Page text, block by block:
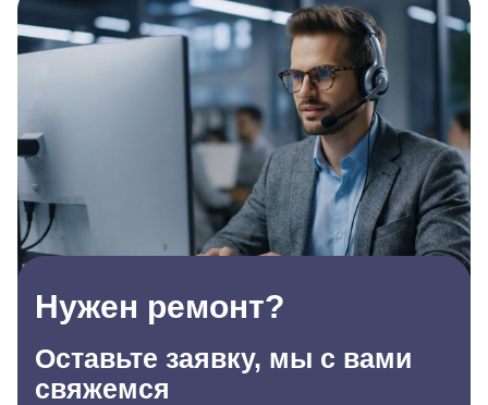
Нужен ремонт?
Оставьте заявку, мы с вами
свяжемся